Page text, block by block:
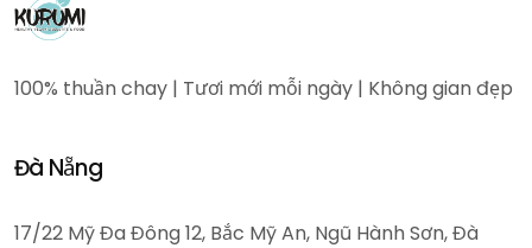
100% thuần chay | Tươi mới mỗi ngày | Không gian đẹp
Đà Nẵng
17/22 Mỹ Đa Đông 12, Bắc Mỹ An, Ngũ Hành Sơn, Đà